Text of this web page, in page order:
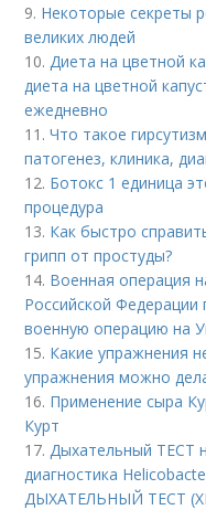
9. Некоторые секреты
великих людей
10.Диета на цветной
диета на цветной
ежедневно
11.Что такое
патогенез, клиника,
12. Ботокс 1 единица
процедура
13. Как быстро
грипп от простуды?
14. Военная операция
Российской
военную операцию на
15. Какие упражнения
упражнения можно
16. Применение сыра
Курт
17.Дыхательный ТЕСТ
диагностика
ДЫХАТЕЛЬНЫЙ ТЕСТ